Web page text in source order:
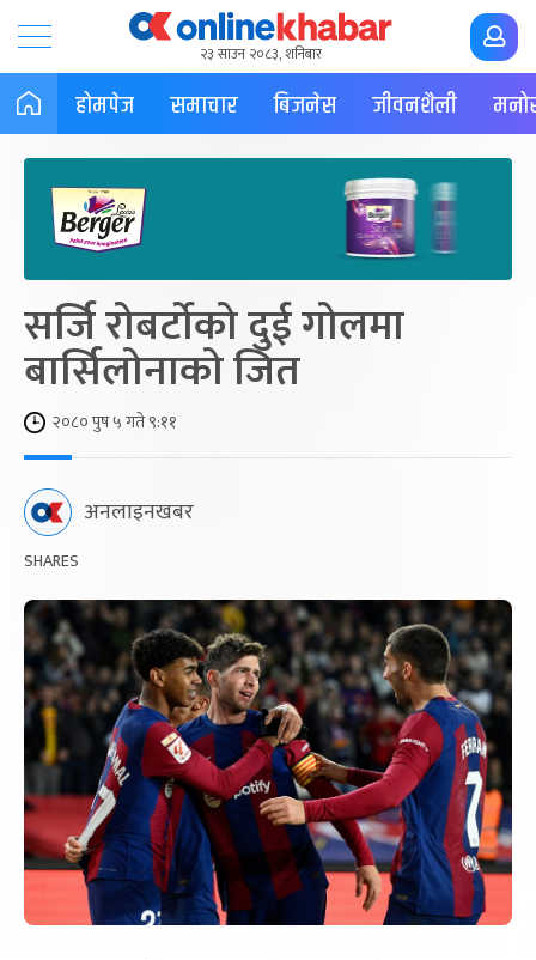
२३ साउन २०८३, शनिबार
होमपेज समाचार बिजनेस जीवनशैली
सर्जि रोबर्टोको दुई गोलमा
बार्सिलोनाको जित
२०८० पुष ५ गते ९:११
अनलाइनखबर
SHARES